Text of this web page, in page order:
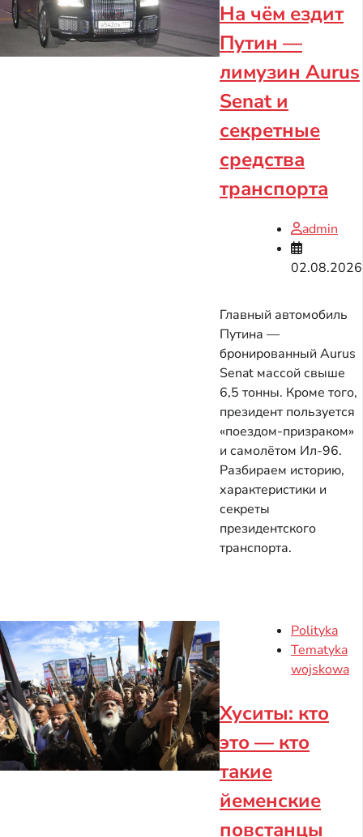
На чём ездит
Путин —
лимузин Aurus
Senat и
секретные
средства
транспорта
admin
02.08.2026
Главный автомобиль
Путина —
бронированный Aurus
Senat массой свыше
6,5 тонны. Кроме того,
президент пользуется
«поездом-призраком»
и самолётом Ил-96.
Разбираем историю,
характеристики и
секреты
президентского
транспорта.
Polityka
Tematyka
wojskowa
Хуситы: кто
это — кто
такие
йеменские
повстанцы